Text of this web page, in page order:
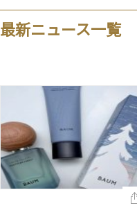
最新ニュース一覧